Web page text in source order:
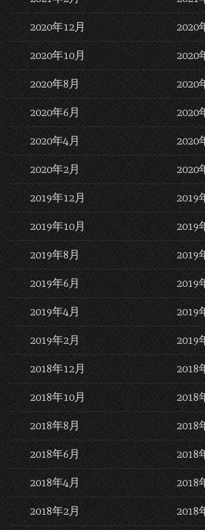
2020年12月 2020
2020年10月 2020
2020年8月 2020
2020年6月 2020
2020年4月 2020
2020年2月 2020
2019年12月 2019
2019年10月 2019
2019年8月 2019
2019年6月 2019
2019年4月 2019
2019年2月 2019
2018年12月 2018
2018年10月 2018
2018年8月 2018
2018年6月 2018
2018年4月 2018
2018年2月 2018